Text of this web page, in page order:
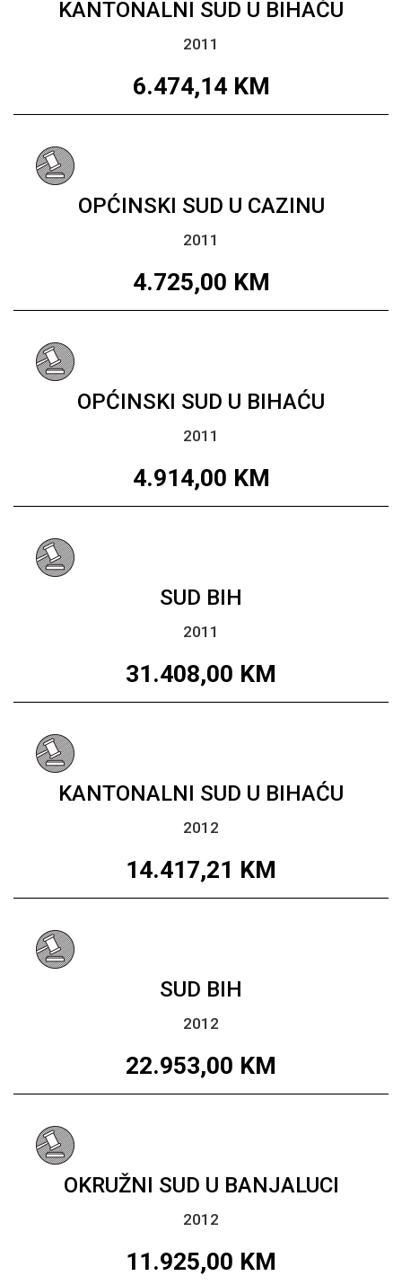
KANTONALNI SUD U BIHAĆU
2011
6.474,14KM
OPĆINSKI SUD U CAZINU
2011
4.725,00 KM
OPĆINSKI SUD U BIHAĆU
2011
4.914,00 KM
SUD BIH
2011
31.408,00 KM
KANTONALNI SUD U BIHAĆU
2012
14.417,21 KM
SUD BIH
2012
22.953,00 KM
OKRUŽNI SUD U BANJALUCI
2012
11.925,00 KM